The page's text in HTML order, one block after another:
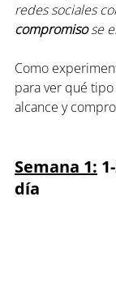
redes sociales
compromiso se
Como
para ver qué
alcance y
Semana 1:
día